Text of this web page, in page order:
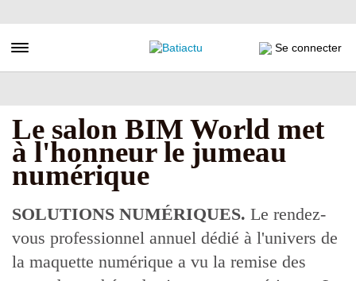
au
principal
Toggle navigation Se connecter
Le salon BIM World met
à l'honneur le jumeau
numérique
SOLUTIONS NUMÉRIQUES. Le rendez-
vous professionnel annuel dédié à l'univers de
la maquette numérique a vu la remise des